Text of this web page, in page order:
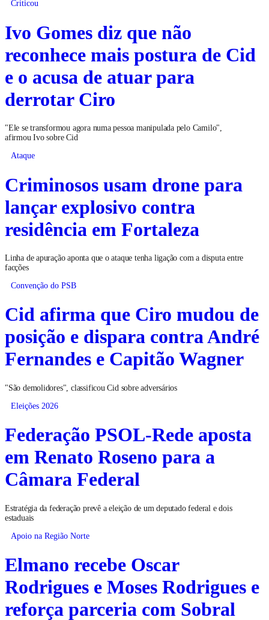
Criticou
Ivo Gomes diz que não
reconhece mais postura de Cid
e o acusa de atuar para
derrotar Ciro
"Ele se transformou agora numa pessoa manipulada pelo Camilo",
afirmou Ivo sobre Cid
Ataque
Criminosos usam drone para
lançar explosivo contra
residência em Fortaleza
Linha de apuração aponta que o ataque tenha ligação com a disputa entre
facções
Convenção do PSB
Cid afirma que Ciro mudou de
posição e dispara contra André
Fernandes e Capitão Wagner
"São demolidores", classificou Cid sobre adversários
Eleições 2026
Federação PSOL-Rede aposta
em Renato Roseno para a
Câmara Federal
Estratégia da federação prevê a eleição de um deputado federal e dois
estaduais
Apoio na Região Norte
Elmano recebe Oscar
Rodrigues e Moses Rodrigues e
reforça parceria com Sobral